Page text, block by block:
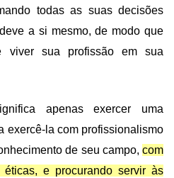
todas as suas decisões
a si mesmo, de modo que
viver sua profissão em sua
apenas exercer uma
exercê-la com profissionalismo
de seu campo, com
e procurando servir às